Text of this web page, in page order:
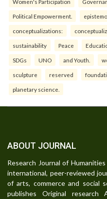
Women's Participation
Political Empowerment.
conceptualizations:
sustainability Peace
SDGs UNO and Youth.
sculpture reserved
planetary science.
ABOUT JOURNAL
Research Journal of Humanities
international, peer-reviewed
of arts, commerce and social
publishes Original research